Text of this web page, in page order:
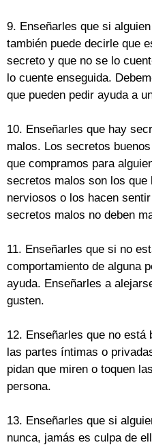
9. Enseñarles que si
también puede decirle que
secreto y que no se lo
lo cuente enseguida.
que pueden pedir ayuda a
10. Enseñarles que hay
malos. Los secretos
que compramos para
secretos malos son los
nerviosos o los hacen
secretos malos no deben
11. Enseñarles que si no
comportamiento de alguna
ayuda. Enseñarles a
gusten.
12. Enseñarles que no está
las partes íntimas o
pidan que miren o toquen
persona.
13. Enseñarles que si
nunca, jamás es culpa de